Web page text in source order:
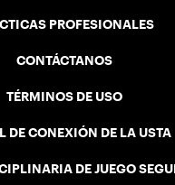
PROFESIONALES
CONTÁCTANOS
TÉRMINOS DE USO
DE CONEXIÓN DE LA USTA
DE JUEGO